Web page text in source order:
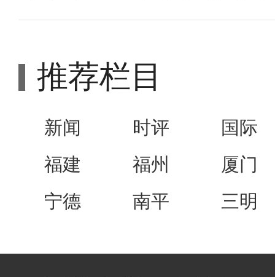
推荐栏目
新闻 时评
国际
福建
福州
厦门
宁德
南平 三明